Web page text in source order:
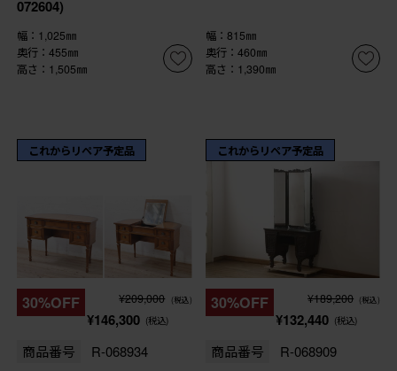
072604)
幅：1,025㎜
奥行：455㎜
高さ：1,505㎜
幅：815㎜
奥行：460㎜
高さ：1,390㎜
これからリペア予定品
30%OFF ¥209,000 (税込)
¥146,300 (税込)
商品番号 R-068934
これからリペア予定品
30%OFF ¥189,200 (税込)
¥132,440 (税込)
商品番号 R-068909